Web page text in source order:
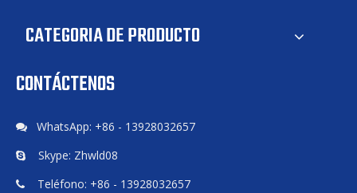
CATEGORIA DE PRODUCTO
CONTÁCTENOS
 WhatsApp: +86 - 13928032657
 Skype: Zhwld08
 Teléfono: +86 - 13928032657